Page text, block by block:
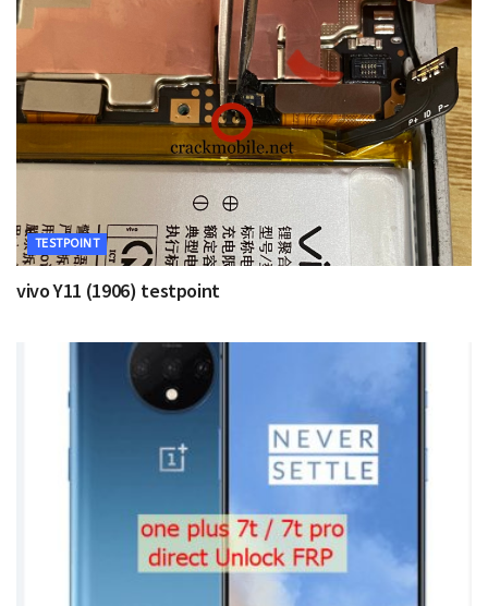
TESTPOINT
vivo Y11 (1906) testpoint